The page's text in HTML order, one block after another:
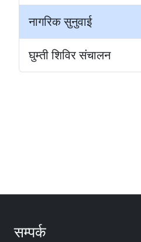
नागरिक सुनुवाई
घुम्ती शिविर संचालन
सम्पर्क